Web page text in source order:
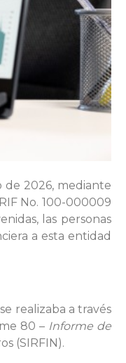
de 2026, mediante
No. 100-000009
las personas
a esta entidad
realizaba a través
80 – Informe de
(SIRFIN).